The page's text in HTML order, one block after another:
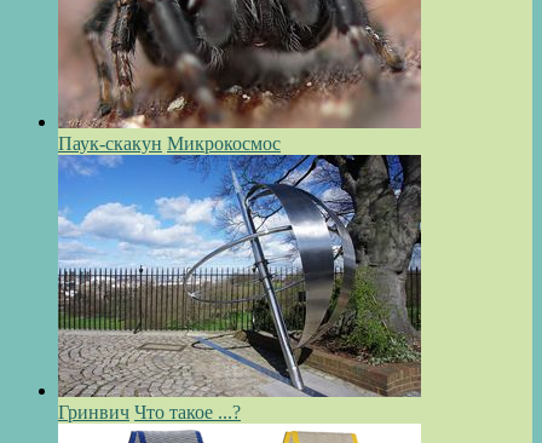
Паук-скакун Микрокосмос
Гринвич Что такое ...?